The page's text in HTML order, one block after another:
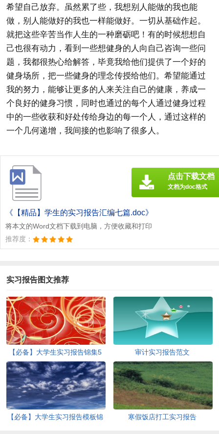
希望自己放弃。虽然累了些，我想别人能做的我也能
做，别人能做好的我也一样能做好。一切从基础作起。
就把这些辛苦当作人生的一种磨砺吧！有的时候想想自
己也很有动力，看到一些想健身的人向自己咨询一些问
题，我都很热心给解答，毕竟我给他们提供了一个好的
健身场所，把一些健身的理念传授给他们。希望能通过
我的努力，能够让更多的人来关注自己的健康，养成一
个良好的健身习惯，同时也通过的每个人通过健身过程
中的一些收获和好处传给身边的每一个人，通过这样的
一个几何递增，我间接的也影响了很多人。
《【精品】学生的实习报告汇编七篇.doc》
将本文的Word文档下载到电脑，方便收藏和打印
推荐度：
点击下载文档
文档为doc格式
实习报告图文推荐
【必备】大学生实习报告锦集5
篇
审计实习报告范文
【必备】大学生实习报告模板锦
寒假饭店打工实习报告